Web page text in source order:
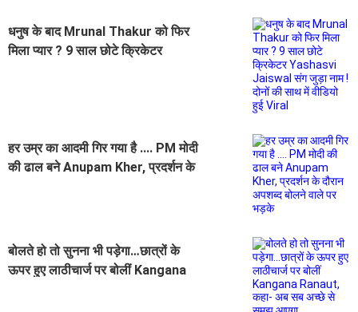
धनुष के बाद Mrunal Thakur को फिर
मिला प्यार ? 9 साल छोटे क्रिकेटर
हर उम्र का आदमी गिर गया है .... PM मोदी
की ढाल बने Anupam Kher, प्रदर्शन के
बोलते हो तो सुनना भी पड़ेगा…छात्रों के
ऊपर हुए लाठीचार्ज पर बोलीं Kangana